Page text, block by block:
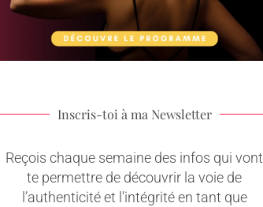
Inscris-toi à ma Newsletter
Reçois chaque semaine des infos qui vont
te permettre de découvrir la voie de
l’authenticité et l’intégrité en tant que